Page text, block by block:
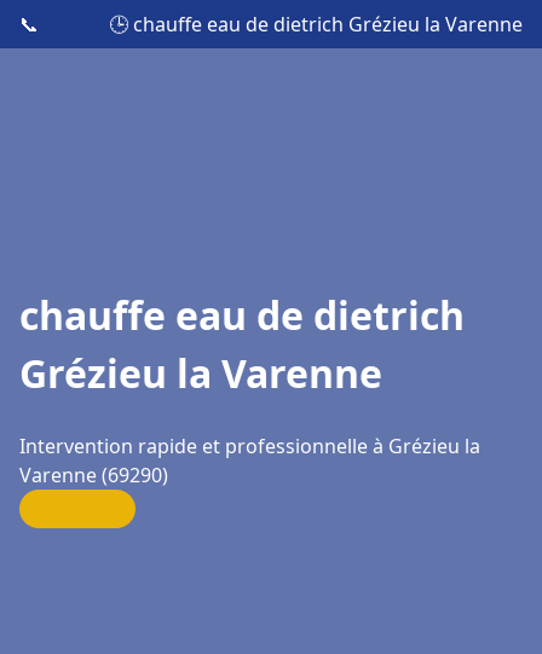
📞 🕒 chauffe eau de dietrich Grézieu la Varenne
chauffe eau de dietrich
Grézieu la Varenne
Intervention rapide et professionnelle à Grézieu la
Varenne (69290)